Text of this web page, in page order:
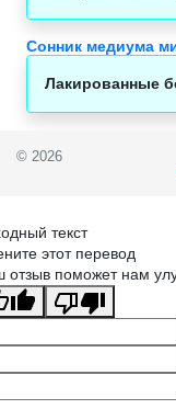
Сонник медиума
Лакированные
© 2026
текст
этот перевод
отзыв поможет нам